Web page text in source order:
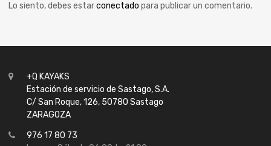
Lo siento, debes estarconectado para publicar un comentario.
+Q KAYAKS
Estación de servicio de Sastago, S.A.
C/ San Roque, 126, 50780 Sastago
ZARAGOZA
976 17 80 73